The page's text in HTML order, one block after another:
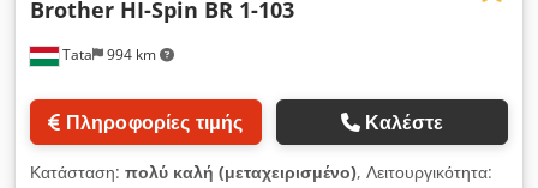
Tata 994 km
Brother HI-Spin BR 1-103
Πληροφορίες τιμής Καλέστε
Κατάσταση: πολύ καλή (μεταχειρισμένο), Λειτουργικότητα: